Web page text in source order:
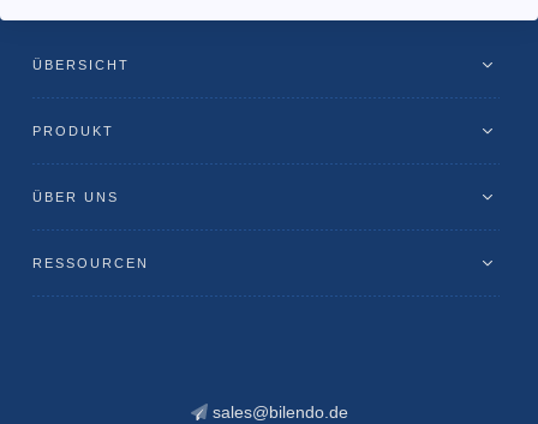
ÜBERSICHT
PRODUKT
ÜBER UNS
RESSOURCEN
sales@bilendo.de